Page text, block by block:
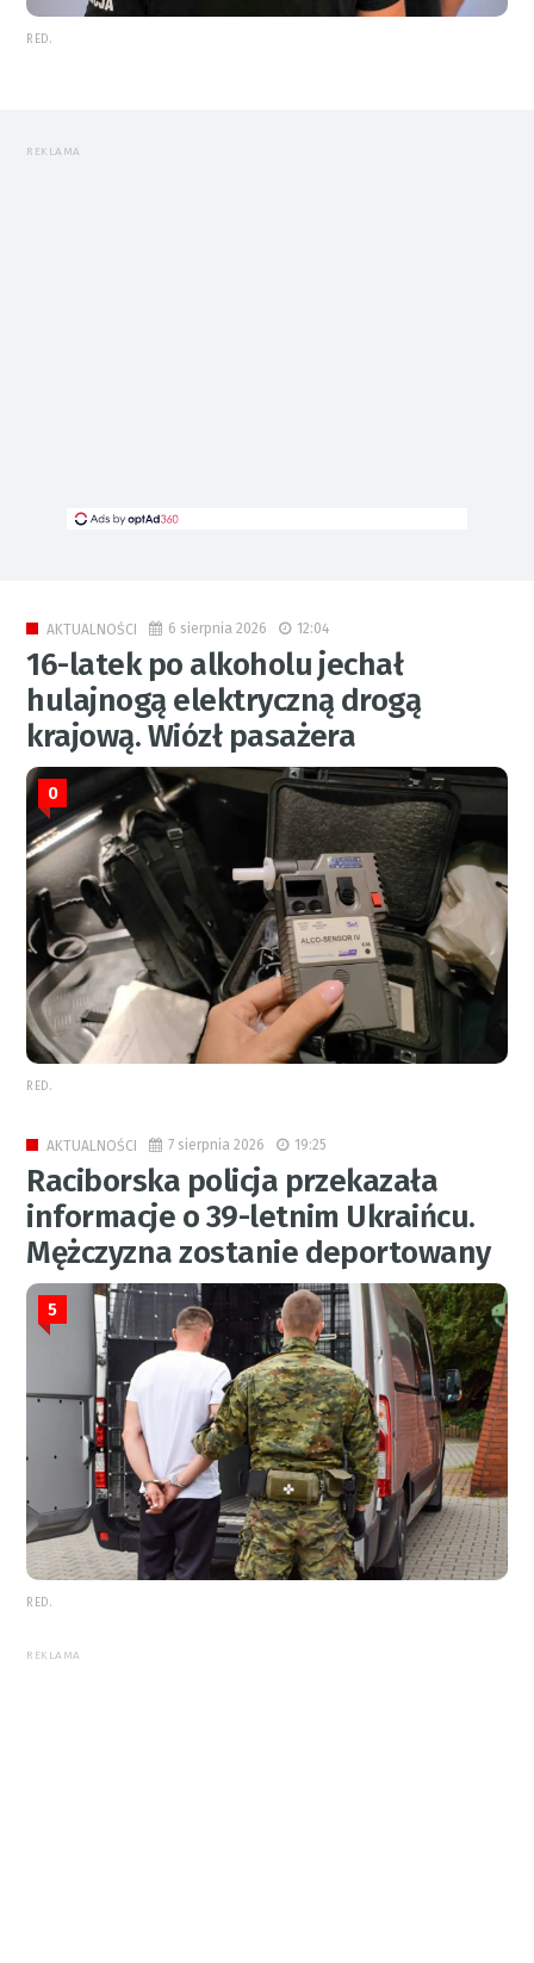
RED.
REKLAMA
AKTUALNOŚCI 6 sierpnia 2026 12:04
16-latek po alkoholu jechał
hulajnogą elektryczną drogą
krajową. Wiózł pasażera
0
RED.
AKTUALNOŚCI 7 sierpnia 2026 19:25
Raciborska policja przekazała
informacje o 39-letnim Ukraińcu.
Mężczyzna zostanie deportowany
5
RED.
REKLAMA